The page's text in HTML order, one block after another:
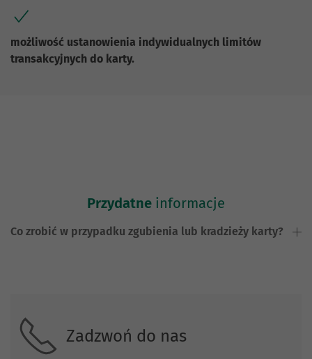
możliwość ustanowienia indywidualnych limitów
transakcyjnych do karty.
Przydatne informacje
Co zrobić w przypadku zgubienia lub kradzieży karty?
Zadzwoń do nas